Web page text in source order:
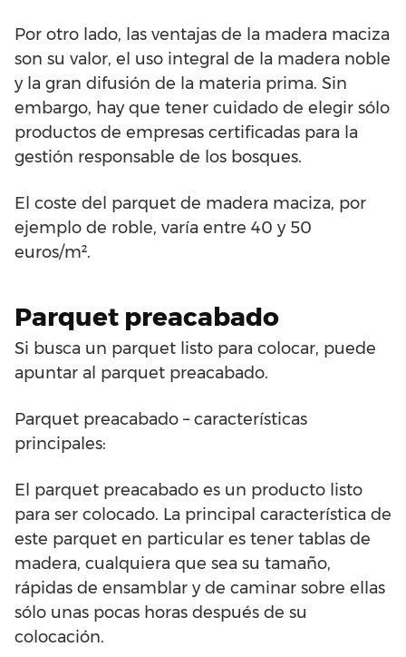
Por otro lado, las ventajas de la madera maciza
son su valor, el uso integral de la madera noble
y la gran difusión de la materia prima. Sin
embargo, hay que tener cuidado de elegir sólo
productos de empresas certificadas para la
gestión responsable de los bosques.
El coste del parquet de madera maciza, por
ejemplo de roble, varía entre 40 y 50
euros/m².
Parquet preacabado
Si busca un parquet listo para colocar, puede
apuntar al parquet preacabado.
Parquet preacabado – características
principales:
El parquet preacabado es un producto listo
para ser colocado. La principal característica de
este parquet en particular es tener tablas de
madera, cualquiera que sea su tamaño,
rápidas de ensamblar y de caminar sobre ellas
sólo unas pocas horas después de su
colocación.